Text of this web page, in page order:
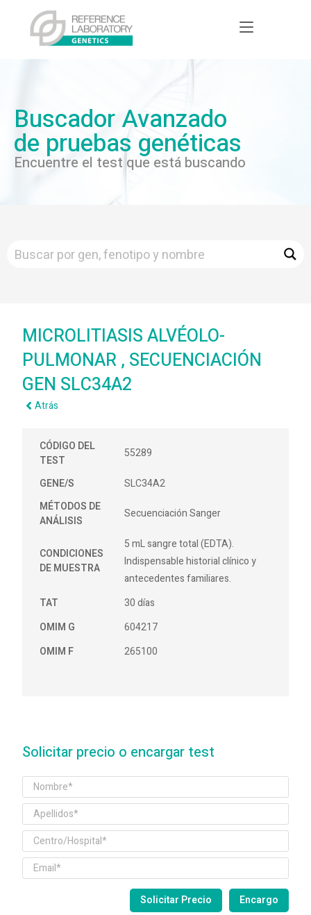
Buscador Avanzado
de pruebas genéticas
Encuentre el test que está buscando
MICROLITIASIS ALVÉOLO-
PULMONAR , SECUENCIACIÓN
GEN SLC34A2
Atrás
CÓDIGO DEL
TEST
55289
GENE/S
SLC34A2
MÉTODOS DE
ANÁLISIS
Secuenciación Sanger
CONDICIONES
DE MUESTRA
5 mL sangre total (EDTA).
Indispensable historial clínico y
antecedentes familiares.
TAT
30 días
OMIM G
604217
OMIM F
265100
Solicitar precio o encargar test